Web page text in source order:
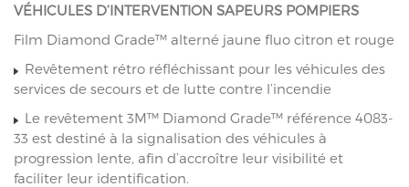
VÉHICULES D’INTERVENTION SAPEURS POMPIERS
Film Diamond Grade™ alterné jaune fluo citron et rouge
Revêtement rétro réfléchissant pour les véhicules des
services de secours et de lutte contre l’incendie
Le revêtement 3M™ Diamond Grade™ référence 4083-
33 est destiné à la signalisation des véhicules à
progression lente, afin d’accroître leur visibilité et
faciliter leur identification.